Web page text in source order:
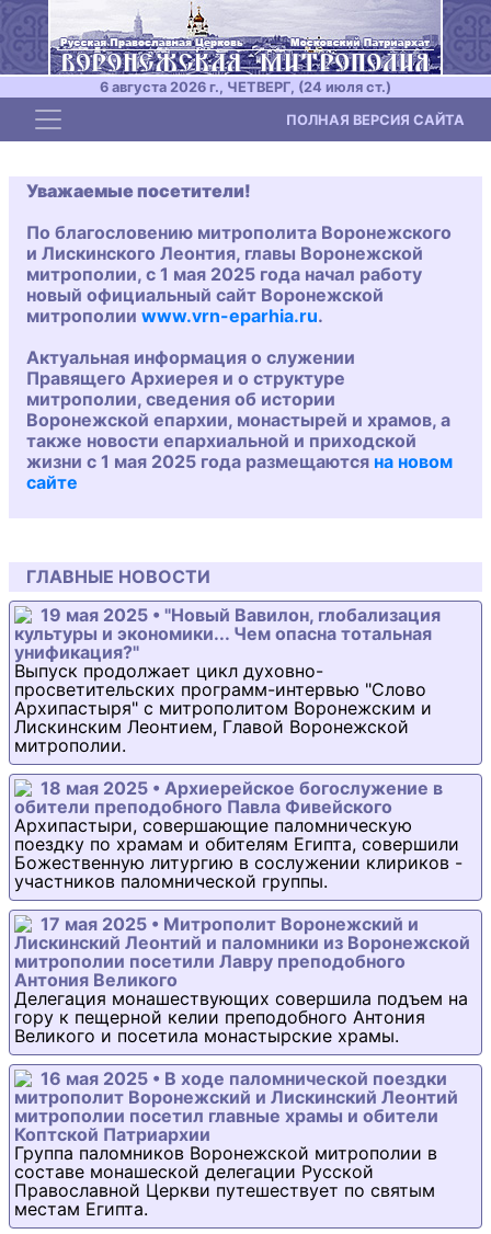
6 августа 2026 г., ЧЕТВЕРГ, (24 июля ст.)
Toggle navigation ПОЛНАЯ ВЕРСИЯ САЙТА
Уважаемые посетители!
По благословению митрополита Воронежского
и Лискинского Леонтия, главы Воронежской
митрополии, с 1 мая 2025 года начал работу
новый официальный сайт Воронежской
митрополии www.vrn-eparhia.ru.
Актуальная информация о служении
Правящего Архиерея и о структуре
митрополии, сведения об истории
Воронежской епархии, монастырей и храмов, а
также новости епархиальной и приходской
жизни с 1 мая 2025 года размещаются на новом
сайте
ГЛАВНЫЕ НОВОСТИ
19 мая 2025 • "Новый Вавилон, глобализация
культуры и экономики... Чем опасна тотальная
унификация?"
Выпуск продолжает цикл духовно-
просветительских программ-интервью "Слово
Архипастыря" с митрополитом Воронежским и
Лискинским Леонтием, Главой Воронежской
митрополии.
18 мая 2025 • Архиерейское богослужение в
обители преподобного Павла Фивейского
Архипастыри, совершающие паломническую
поездку по храмам и обителям Египта, совершили
Божественную литургию в сослужении клириков -
участников паломнической группы.
17 мая 2025 • Митрополит Воронежский и
Лискинский Леонтий и паломники из Воронежской
митрополии посетили Лавру преподобного
Антония Великого
Делегация монашествующих совершила подъем на
гору к пещерной келии преподобного Антония
Великого и посетила монастырские храмы.
16 мая 2025 • В ходе паломнической поездки
митрополит Воронежский и Лискинский Леонтий
митрополии посетил главные храмы и обители
Коптской Патриархии
Группа паломников Воронежской митрополии в
составе монашеской делегации Русской
Православной Церкви путешествует по святым
местам Египта.